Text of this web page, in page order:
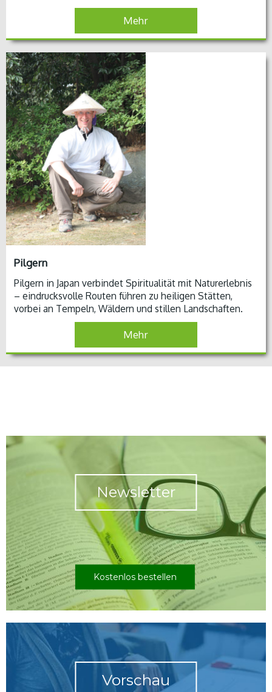
Mehr
Pilgern
Pilgern in Japan verbindet Spiritualität mit Naturerlebnis
– eindrucksvolle Routen führen zu heiligen Stätten,
vorbei an Tempeln, Wäldern und stillen Landschaften.
Mehr
Newsletter
Kostenlos bestellen
Vorschau